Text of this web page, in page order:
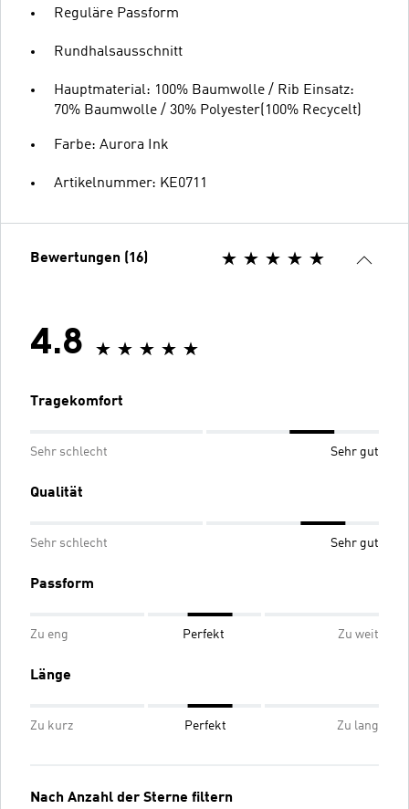
Reguläre Passform
Rundhalsausschnitt
Hauptmaterial: 100% Baumwolle / Rib Einsatz:
70% Baumwolle / 30% Polyester(100% Recycelt)
Farbe: Aurora Ink
Artikelnummer: KE0711
Bewertungen (16)
4.8
Tragekomfort
Sehr schlecht Sehr gut
Qualität
Sehr schlecht Sehr gut
Passform
Zu eng Perfekt Zu weit
Länge
Zu kurz Perfekt Zu lang
Nach Anzahl der Sterne filtern